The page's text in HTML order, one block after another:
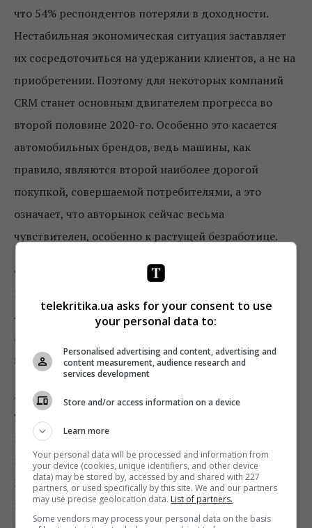
что 54% респондентов потеряли в доходности.
Нестабильная экономическая ситуация заставляет
их сосредоточиться на удержании клиентов, а не на
приобретении. Поэтому для некоторых компаний
CRM станет основным двигателем прогресса во
второй половине 2020-го. Особенно это касается
автомобильных брендов, ведь машины, как
правило, являются второй наиболее дорогой
покупкой, совершаемой потребителями, а это
означает, что авторынок сейчас весьма
чувствителен, особенно к растущей безработице.
«Мы возвращаемся к обычному режиму работы в
шоу-румах, и теперь я должен сосредоточиться
лишь на том, чтобы помочь клиентам с покупкой
автомобиля», — прокомментировал
менеджер CRM в Lexus.
Девятый фактор
условия карантина смягчены, рекламодатели
готовы пересмотреть решения, принятые во время
пика пандемии. Согласно данным Advertiser
Perceptions, более 50% рекламодателей
планировали размещать рекламу в прямых эфирах,
telekritika.ua asks for your consent to use
your personal data to:
Personalised advertising and content, advertising and
content measurement, audience research and
services development
Store and/or access information on a device
Learn more
Your personal data will be processed and information from
your device (cookies, unique identifiers, and other device
data) may be stored by, accessed by and shared with 227
partners, or used specifically by this site. We and our partners
may use precise geolocation data. List of partners.
Some vendors may process your personal data on the basis